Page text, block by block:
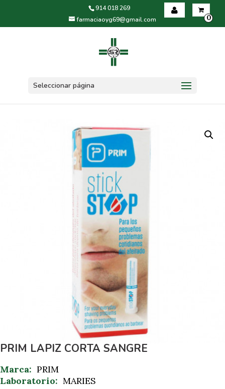
914 018 269
farmaciaoyg69@gmail.com
0
Iniciar sesión
Registrarse
Seleccionar página
PRIM LÁPIZ CORTA SANGRE
Marca: PRIM
Laboratorio: MARIES